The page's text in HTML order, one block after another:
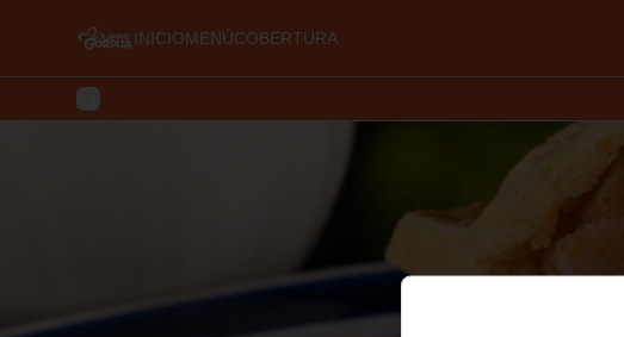
INICIOMENÚCOBERTURA